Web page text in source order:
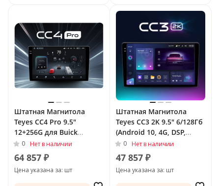
Штатная Магнитола
Teyes CC4 Pro 9.5"
12+256G для Buick
LaCrosse II 2009 - 2013
0 Нет в наличии
64 857 ₽
Цена указана за: шт
Штатная Магнитола
Teyes CC3 2K 9.5" 6/128Гб
(Android 10, 4G, DSP,
QLed) для Buick LaCrosse
II 2009 - 2013
0 Нет в наличии
47 857 ₽
Цена указана за: шт